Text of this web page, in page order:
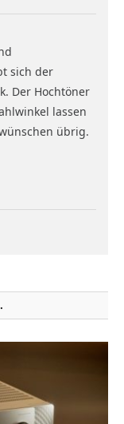
sich der
Der Hochtöner
lassen
übrig.